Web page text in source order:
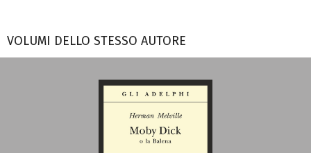
VOLUMI DELLO STESSO AUTORE